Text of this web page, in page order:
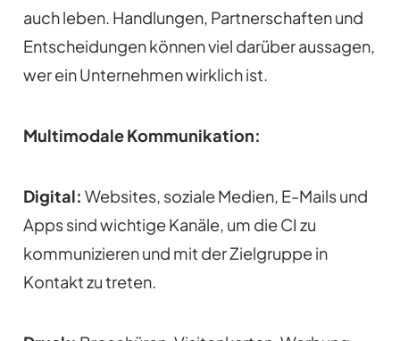
auch leben. Handlungen, Partnerschaften und
Entscheidungen können viel darüber aussagen,
wer ein Unternehmen wirklich ist.
Multimodale Kommunikation:
Digital: Websites, soziale Medien, E-Mails und
Apps sind wichtige Kanäle, um die CI zu
kommunizieren und mit der Zielgruppe in
Kontakt zu treten.